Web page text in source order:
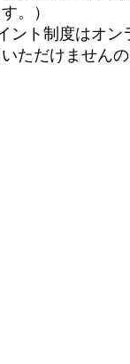
。）
ント制度はオ
ただけません